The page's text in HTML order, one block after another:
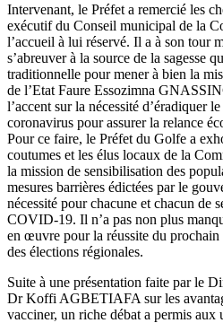
Intervenant, le Préfet a remercié les
exécutif du Conseil municipal de la
l’accueil à lui réservé. Il a à son tour
s’abreuver à la source de la sagesse
traditionnelle pour mener à bien la
de l’Etat Faure Essozimna
l’accent sur la nécessité d’éradiquer
coronavirus pour assurer la relance
Pour ce faire, le Préfet du Golfe a
coutumes et les élus locaux de la
la mission de sensibilisation des
mesures barrières édictées par le
nécessité pour chacune et chacun de
COVID-19. Il n’a pas non plus
en œuvre pour la réussite du prochain
des élections régionales.
Suite à une présentation faite par le
Dr Koffi AGBETIAFA sur les
vacciner, un riche débat a permis aux